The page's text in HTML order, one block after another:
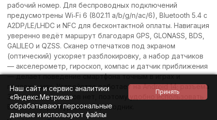
рабочий номер. Для беспроводных подключений
предусмотрены Wi‑Fi 6 (802.11 a/b/g/n/ac/6), Bluetooth 5.4 с
A2DP/LE/LHDC и NFC для бесконтактной оплаты. Навигация
уверенно ведёт маршрут благодаря GPS, GLONASS, BDS,
GALILEO и QZSS. Сканер отпечатков под экраном
(оптический) ускоряет разблокировку, а набор датчиков
— акселерометр, гироскоп, компас и датчик приближения
— делает поведение смартфона точным в играх и
приложениях. Устройство работает на Android 14; разъёма
3.5 мм для наушников нет, поэтому удобно использовать
Bluetooth‑гарнитуры или переходник.
Наш сайт и сервис аналитики
«Яндекс.Метрика»
обрабатывают персональные
данные и используют файлы